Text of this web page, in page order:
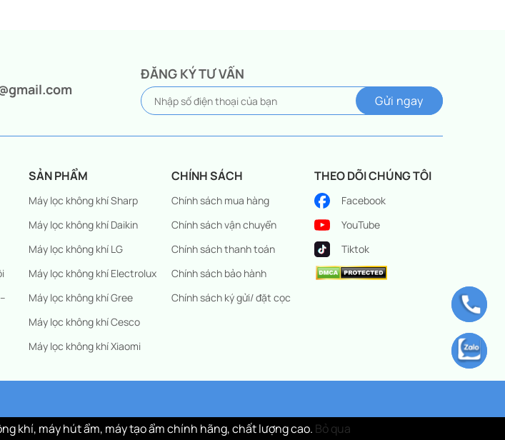
ĐĂNG KÝ TƯ VẤN
SẢN PHẨM
Máy lọc không khí Sharp
Máy lọc không khí Daikin
Máy lọc không khí LG
Máy lọc không khí Electrolux
Máy lọc không khí Gree
Máy lọc không khí Cesco
Máy lọc không khí Xiaomi
CHÍNH SÁCH
Chính sách mua hàng
Chính sách vận chuyển
Chính sách thanh toán
Chính sách bảo hành
Chính sách ký gửi/ đặt cọc
THEO DÕI CHÚNG TÔI
Facebook
YouTube
Tiktok
khí, máy hút ẩm, máy tạo ẩm chính hãng, chất lượng cao. Bỏ qua